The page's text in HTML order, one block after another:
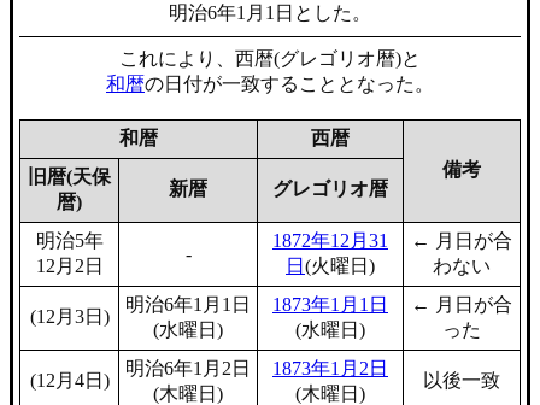
明治6年1月1日とした。
これにより、西暦(グレゴリオ暦)と
和暦の日付が一致することとなった。
和暦
西暦
備考
旧暦(天保
暦)
新暦 グレゴリオ暦
明治5年
12月2日
-
1872年12月31
日 (火曜日)
← 月日が合
わない
(12月3日)
明治6年1月1日
(水曜日)
1873年1月1日
(水曜日)
← 月日が合
った
(12月4日)
明治6年1月2日
(木曜日)
1873年1月2日
(木曜日)
以後一致